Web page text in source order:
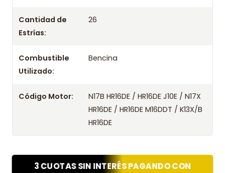
Cantidad de
Estrías:
26
Combustible
Utilizado:
Bencina
Código Motor:
N17B HR16DE / HR16DE J10E / N17X
HR16DE / HR16DE M16DDT / K13X/B
HR16DE
3 CUOTAS SIN INTERÉS PAGANDO CON